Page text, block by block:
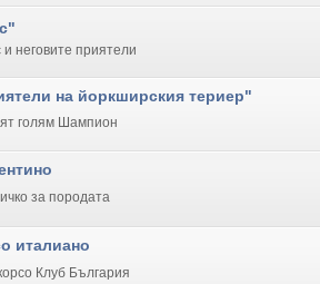
неговите приятели
на йоркширския териер"
голям Шампион
за породата
италиано
Клуб България